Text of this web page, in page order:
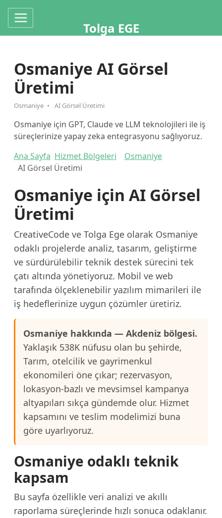
Tolga EGE
Osmaniye AI Görsel
Üretimi
Osmaniye AI Görsel Üretimi
Osmaniye için GPT, Claude ve LLM teknolojileri ile iş
süreçlerinize yapay zeka entegrasyonu sağlıyoruz.
Ana Sayfa Hizmet Bölgeleri
Osmaniye
AI Görsel Üretimi
Osmaniye için AI Görsel
Üretimi
CreativeCode ve Tolga Ege olarak Osmaniye
odaklı projelerde analiz, tasarım, geliştirme
ve sürdürülebilir teknik destek sürecini tek
çatı altında yönetiyoruz. Mobil ve web
tarafında ölçeklenebilir yazılım mimarileri ile
iş hedeflerinize uygun çözümler üretiriz.
Osmaniye hakkında — Akdeniz bölgesi.
Yaklaşık 538K nüfusu olan bu şehirde,
Tarım, otelcilik ve gayrimenkul
ekonomileri öne çıkar; rezervasyon,
lokasyon-bazlı ve mevsimsel kampanya
altyapıları sıkça gündemde olur. Hizmet
kapsamını ve teslim modelimizi buna
göre uyarlıyoruz.
Osmaniye odaklı teknik
kapsam
Bu sayfa özellikle veri analizi ve akıllı
raporlama süreçlerinde hızlı sonuca odaklanır.